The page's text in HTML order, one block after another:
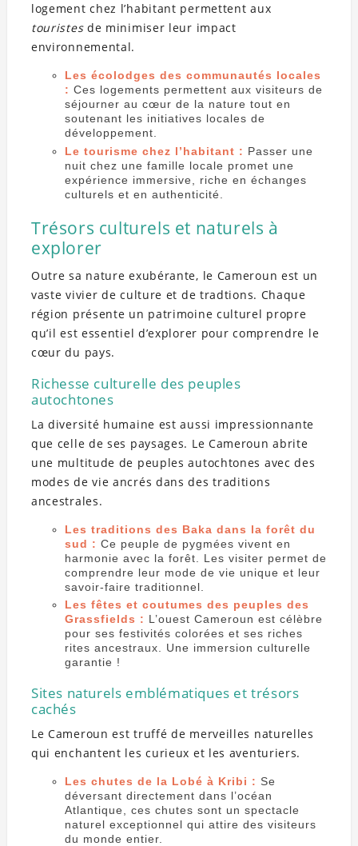
logement chez l’habitant permettent aux
touristesde minimiser leur impact
environnemental.
Les écolodges des communautés locales
: Ces logements permettent aux visiteurs de
séjourner au cœur de la nature tout en
soutenant les initiatives locales de
développement.
Le tourisme chez l’habitant : Passer une
nuit chez une famille locale promet une
expérience immersive, riche en échanges
culturels et en authenticité.
Trésors culturels et naturels à
explorer
Outre sa nature exubérante, le Cameroun est un
vaste vivier de culture et de tradtions. Chaque
région présente un patrimoine culturel propre
qu’il est essentiel d’explorer pour comprendre le
cœur du pays.
Richesse culturelle des peuples
autochtones
La diversité humaine est aussi impressionnante
que celle de ses paysages. Le Cameroun abrite
une multitude de peuples autochtones avec des
modes de vie ancrés dans des traditions
ancestrales.
Les traditions des Baka dans la forêt du
sud : Ce peuple de pygmées vivent en
harmonie avec la forêt. Les visiter permet de
comprendre leur mode de vie unique et leur
savoir-faire traditionnel.
Les fêtes et coutumes des peuples des
Grassfields : L’ouest Cameroun est célèbre
pour ses festivités colorées et ses riches
rites ancestraux. Une immersion culturelle
garantie !
Sites naturels emblématiques et trésors
cachés
Le Cameroun est truffé de merveilles naturelles
qui enchantent les curieux et les aventuriers.
Les chutes de la Lobé à Kribi : Se
déversant directement dans l’océan
Atlantique, ces chutes sont un spectacle
naturel exceptionnel qui attire des visiteurs
du monde entier.